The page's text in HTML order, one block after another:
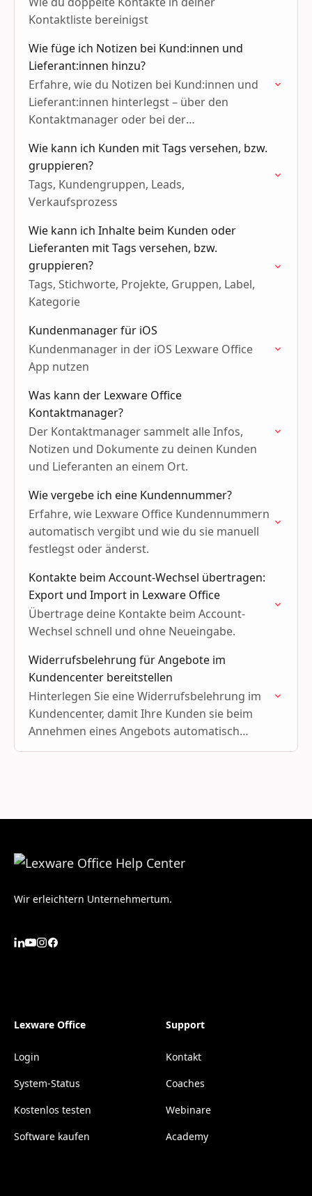
Kontaktliste bereinigst
Wie füge ich Notizen bei Kund:innen und
Lieferant:innen hinzu?
Erfahre, wie du Notizen bei Kund:innen und
Lieferant:innen hinterlegst – über den
Kontaktmanager oder bei der
Wie kann ich Kunden mit Tags versehen, bzw.
gruppieren?
Tags, Kundengruppen, Leads,
Verkaufsprozess
Wie kann ich Inhalte beim Kunden oder
Lieferanten mit Tags versehen, bzw.
gruppieren?
Tags, Stichworte, Projekte, Gruppen, Label,
Kategorie
Kundenmanager für iOS
Kundenmanager in der iOS Lexware Office
App nutzen
Was kann der Lexware Office
Kontaktmanager?
Der Kontaktmanager sammelt alle Infos,
Notizen und Dokumente zu deinen Kunden
und Lieferanten an einem Ort.
Wie vergebe ich eine Kundennummer?
Erfahre, wie Lexware Office Kundennummern
automatisch vergibt und wie du sie manuell
festlegst oder änderst.
Kontakte beim Account-Wechsel übertragen:
Export und Import in Lexware Office
Übertrage deine Kontakte beim Account-
Wechsel schnell und ohne Neueingabe.
Widerrufsbelehrung für Angebote im
Kundencenter bereitstellen
Hinterlegen Sie eine Widerrufsbelehrung im
Kundencenter, damit Ihre Kunden sie beim
Annehmen eines Angebots automatisch
erhalten.
Wir erleichtern Unternehmertum.
Lexware Office
Login
System-Status
Kostenlos testen
Software kaufen
Support
Kontakt
Coaches
Webinare
Academy